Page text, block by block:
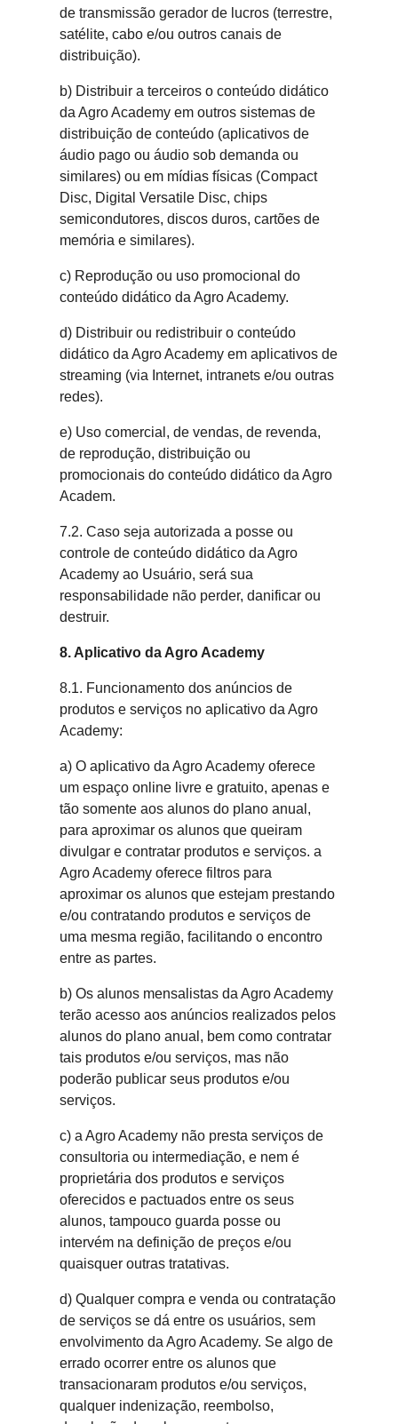
de transmissão gerador de lucros (terrestre,
satélite, cabo e/ou outros canais de
distribuição).
b) Distribuir a terceiros o conteúdo didático
da Agro Academy em outros sistemas de
distribuição de conteúdo (aplicativos de
áudio pago ou áudio sob demanda ou
similares) ou em mídias físicas (Compact
Disc, Digital Versatile Disc, chips
semicondutores, discos duros, cartões de
memória e similares).
c) Reprodução ou uso promocional do
conteúdo didático da Agro Academy.
d) Distribuir ou redistribuir o conteúdo
didático da Agro Academy em aplicativos de
streaming (via Internet, intranets e/ou outras
redes).
e) Uso comercial, de vendas, de revenda,
de reprodução, distribuição ou
promocionais do conteúdo didático da Agro
Academ.
7.2. Caso seja autorizada a posse ou
controle de conteúdo didático da Agro
Academy ao Usuário, será sua
responsabilidade não perder, danificar ou
destruir.
8. Aplicativo da Agro Academy
8.1. Funcionamento dos anúncios de
produtos e serviços no aplicativo da Agro
Academy:
a) O aplicativo da Agro Academy oferece
um espaço online livre e gratuito, apenas e
tão somente aos alunos do plano anual,
para aproximar os alunos que queiram
divulgar e contratar produtos e serviços. a
Agro Academy oferece filtros para
aproximar os alunos que estejam prestando
e/ou contratando produtos e serviços de
uma mesma região, facilitando o encontro
entre as partes.
b) Os alunos mensalistas da Agro Academy
terão acesso aos anúncios realizados pelos
alunos do plano anual, bem como contratar
tais produtos e/ou serviços, mas não
poderão publicar seus produtos e/ou
serviços.
c) a Agro Academy não presta serviços de
consultoria ou intermediação, e nem é
proprietária dos produtos e serviços
oferecidos e pactuados entre os seus
alunos, tampouco guarda posse ou
intervém na definição de preços e/ou
quaisquer outras tratativas.
d) Qualquer compra e venda ou contratação
de serviços se dá entre os usuários, sem
envolvimento da Agro Academy. Se algo de
errado ocorrer entre os alunos que
transacionaram produtos e/ou serviços,
qualquer indenização, reembolso,